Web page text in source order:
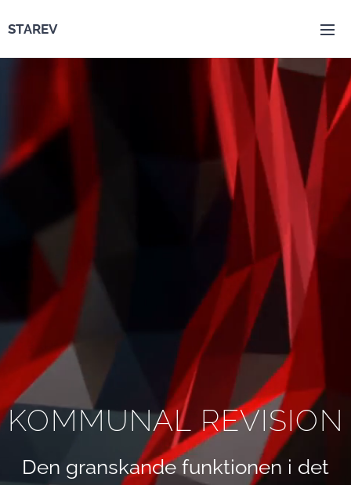
STAREV
KOMMUNAL REVISION
Den granskande funktionen i det